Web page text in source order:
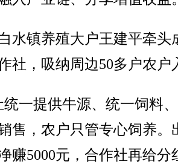
镇养殖大户王建平牵头
社，吸纳周边50多户农户
提供牛源、统一饲料
售，农户只管专心饲养。
赚5000元，合作社再给分